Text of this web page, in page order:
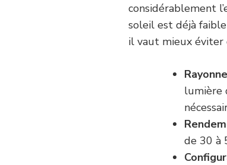
considérablement
soleil est déjà
il vaut mieux
lumière
de 30 à